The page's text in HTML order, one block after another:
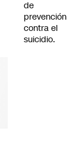
de
prevención
contra el
suicidio.